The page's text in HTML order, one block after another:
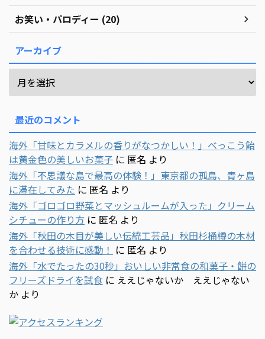
お笑い・パロディー (20)
アーカイブ
最近のコメント
海外「甘味とカラメルの香りがなつかしい！」べっこう飴
は黄金色の美しいお菓子 に 匿名 より
海外「不思議な島で最高の体験！」東京都の孤島、青ヶ島
に滞在してみた に 匿名 より
海外「ゴロゴロ野菜とマッシュルームが入った」クリーム
シチューの作り方 に 匿名 より
海外「秋田の木目が美しい伝統工芸品」秋田杉桶樽の木材
を合わせる技術に感動！ に 匿名 より
海外「水でたったの30秒」おいしい非常食の和菓子・餅の
フリーズドライを試食 に ええじゃないか ええじゃない
か より